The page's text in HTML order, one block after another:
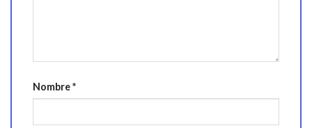
Nombre*